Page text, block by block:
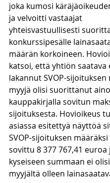
joka kumosi
ja velvoitti vastaajat
yhteisvastuullisesti
konkurssipesälle
määrän korkoineen.
katsoi, että yhtiön saatava
lakannut SVOP-sijoituksen
myyjä olisi suorittanut
kauppakirjalla sovitun
sijoituksesta. Hovioikeus
asiassa esitettyä näyttöä
SVOP-sijoituksen
sovittu 8 377 767,41 euroa
kyseiseen summaan ei
myyjältä olleen